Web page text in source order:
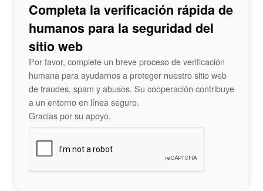
Completa la verificación rápida de
humanos para la seguridad del
sitio web
Por favor, complete un breve proceso de verificación
humana para ayudarnos a proteger nuestro sitio web
de fraudes, spam y abusos. Su cooperación contribuye
a un entorno en línea seguro.
Gracias por su apoyo.